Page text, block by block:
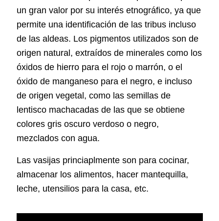
un gran valor por su interés etnográfico, ya que
permite una identificación de las tribus incluso
de las aldeas. Los pigmentos utilizados son de
origen natural, extraídos de minerales como los
óxidos de hierro para el rojo o marrón, o el
óxido de manganeso para el negro, e incluso
de origen vegetal, como las semillas de
lentisco machacadas de las que se obtiene
colores gris oscuro verdoso o negro,
mezclados con agua.
Las vasijas princiaplmente son para cocinar,
almacenar los alimentos, hacer mantequilla,
leche, utensilios para la casa, etc.